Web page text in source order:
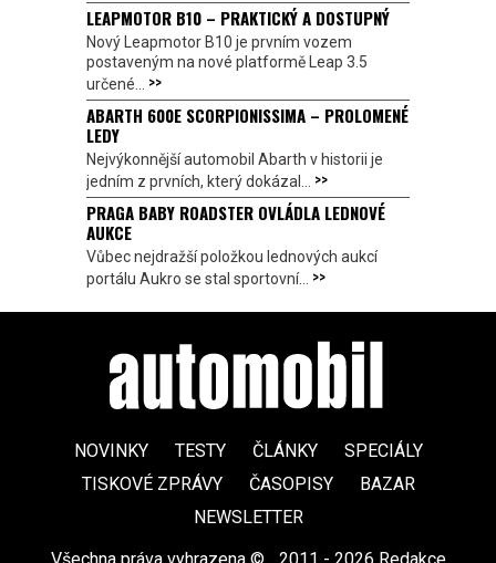
LEAPMOTOR B10 – PRAKTICKÝ A DOSTUPNÝ
Nový Leapmotor B10 je prvním vozem
postaveným na nové platformě Leap 3.5
určené... >>
ABARTH 600E SCORPIONISSIMA – PROLOMENÉ
LEDY
Nejvýkonnější automobil Abarth v historii je
jedním z prvních, který dokázal... >>
PRAGA BABY ROADSTER OVLÁDLA LEDNOVÉ
AUKCE
Vůbec nejdražší položkou lednových aukcí
portálu Aukro se stal sportovní... >>
NOVINKY TESTY ČLÁNKY
SPECIÁLY
TISKOVÉ ZPRÁVY
ČASOPISY
BAZAR
NEWSLETTER